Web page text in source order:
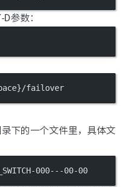
参数：
failover
下的一个文件里，具体文
000---00-00